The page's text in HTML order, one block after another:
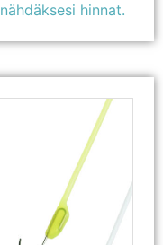
nähdäksesi hinnat.